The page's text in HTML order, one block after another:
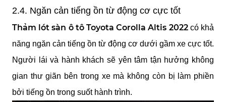
2.4. Ngăn cản tiếng ồn từ động cơ cực tốt
Thảm lót sàn ô tô Toyota Corolla Altis 2022 có khả
năng ngăn cản tiếng ồn từ động cơ dưới gầm xe cực tốt.
Người lái và hành khách sẽ yên tâm tận hưởng không
gian thư giãn bên trong xe mà không còn bị làm phiền
bởi tiếng ồn trong suốt hành trình.